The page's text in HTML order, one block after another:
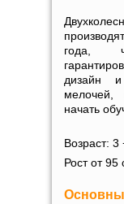
года,
дизайн
мелочей,
начать
Возраст: 3
Рост от 95